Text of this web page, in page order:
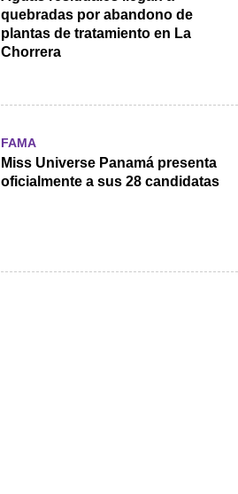
quebradas por abandono de
plantas de tratamiento en La
Chorrera
FAMA
Miss Universe Panamá presenta
oficialmente a sus 28 candidatas